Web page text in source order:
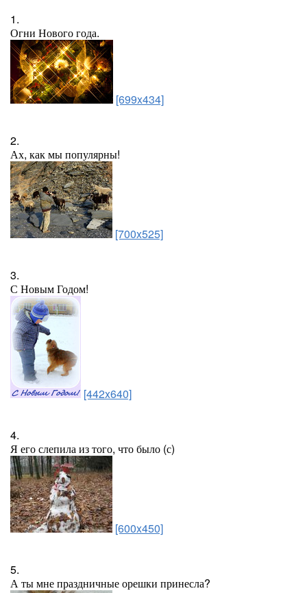
1.
Огни Нового года.
[699x434]
2.
Ах, как мы популярны!
[700x525]
3.
С Новым Годом!
[442x640]
4.
Я его слепила из того, что было (с)
[600x450]
5.
А ты мне праздничные орешки принесла?